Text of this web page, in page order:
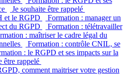
Je souhaite être rappelé
et le RGPD
Formation : manager un
du RGPD
Formation : télétravailler
: maîtriser le cadre légal du
Formation : contrôle CNIL, se
: le RGPD et ses impacts sur la
être rappelé
comment maitriser votre gestion